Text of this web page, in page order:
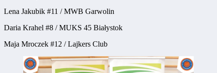
Lena Jakubik #11 / MWB Garwolin
Daria Krahel #8 / MUKS 45 Białystok
Maja Mroczek #12 / Lajkers Club